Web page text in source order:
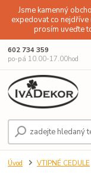
Jsme kamenný
expedovat co nejdříve
prosím uveďte
602 734 359
po-pá 10.00-17.00hod
Úvod VTIPNÉ CEDULE